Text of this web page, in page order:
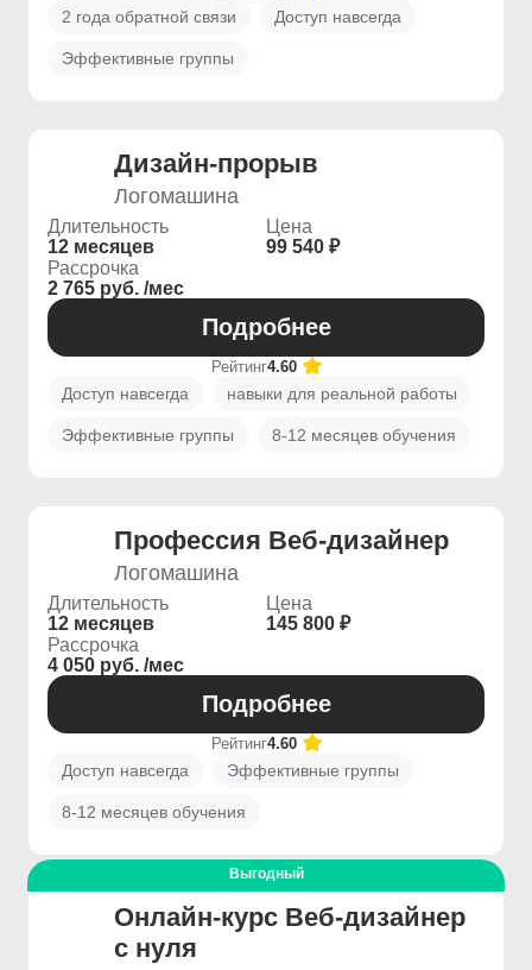
2 года обратной связи Доступ навсегда
Эффективные группы
Дизайн-прорыв
Логомашина
Длительность
12 месяцев
Цена
99 540 ₽
Рассрочка
2 765 руб. /мес
Подробнее
Рейтинг4.60
Доступ навсегда навыки для реальной работы
Эффективные группы 8-12 месяцев обучения
Профессия Веб-дизайнер
Логомашина
Длительность
12 месяцев
Цена
145 800 ₽
Рассрочка
4 050 руб. /мес
Подробнее
Рейтинг4.60
Доступ навсегда Эффективные группы
8-12 месяцев обучения
Выгодный
Онлайн-курс Веб-дизайнер
с нуля